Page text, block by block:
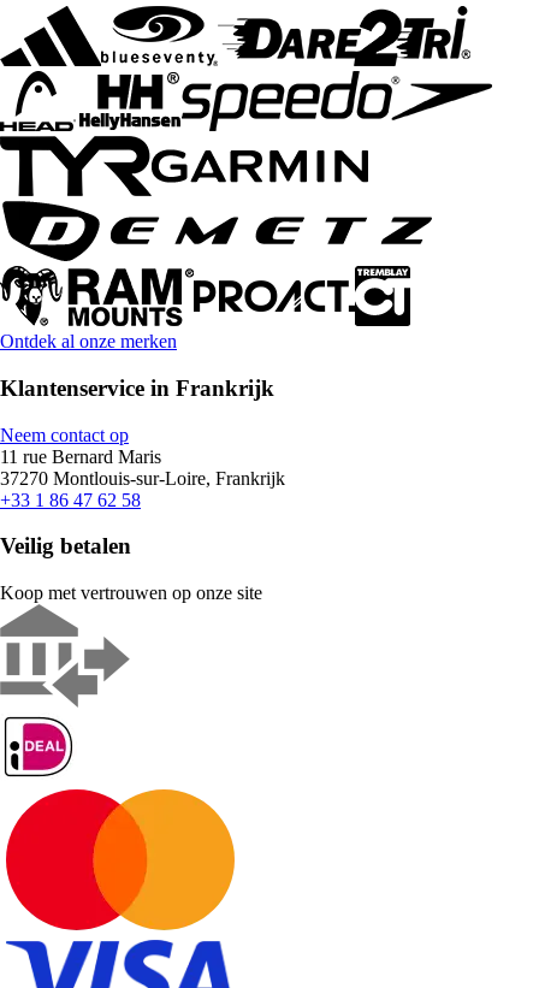
Ontdek al onze merken
Klantenservice in Frankrijk
Neem contact op
11 rue Bernard Maris
37270 Montlouis-sur-Loire, Frankrijk
+33 1 86 47 62 58
Veilig betalen
Koop met vertrouwen op onze site